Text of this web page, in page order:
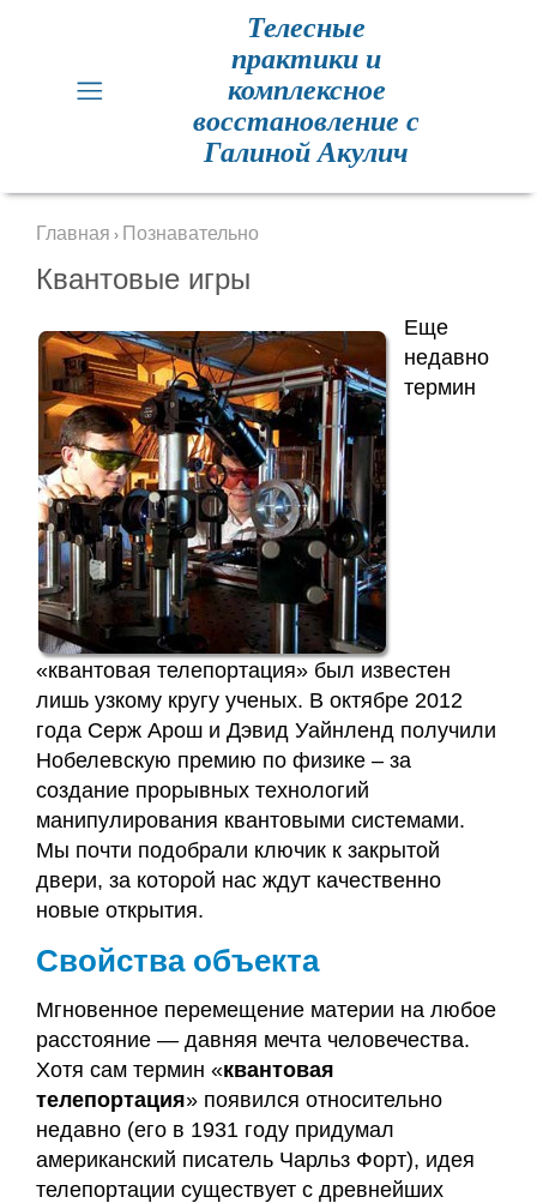
Практики
для
Резет
Метод
Резет
отзывы
Расписание
Заявка
Приём
кинезиолога
Приём
кинезиолога
Галины
Акулич
–
отзывы
Об
Диплом
и
сертификаты
Галины
Акулич
Телесные
практики и
комплексное
восстановление с
Галиной Акулич
Главная › Познавательно
Квантовые игры
Еще
недавно
термин
«квантовая телепортация» был известен
лишь узкому кругу ученых. В октябре 2012
года Серж Арош и Дэвид Уайнленд получили
Нобелевскую премию по физике – за
создание прорывных технологий
манипулирования квантовыми системами.
Мы почти подобрали ключик к закрытой
двери, за которой нас ждут качественно
новые открытия.
Свойства объекта
Мгновенное перемещение материи на любое
расстояние — давняя мечта человечества.
Хотя сам термин «квантовая
телепортация» появился относительно
недавно (его в 1931 году придумал
американский писатель Чарльз Форт), идея
телепортации существует с древнейших